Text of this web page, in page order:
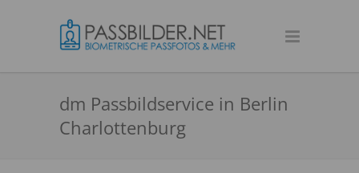
dm Passbildservice in Berlin
Charlottenburg